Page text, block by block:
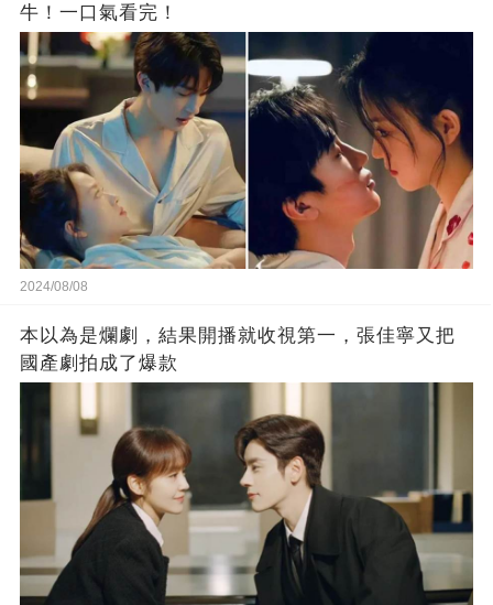
牛！一口氣看完！
2024/08/08
本以為是爛劇，結果開播就收視第一，張佳寧又把
國產劇拍成了爆款